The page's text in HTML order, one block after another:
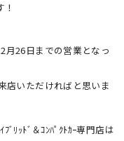
月26日までの営業となっ
店いただければと思いま
ﾘｯﾄﾞ＆ｺﾝﾊﾟｸﾄｶｰ専門店は